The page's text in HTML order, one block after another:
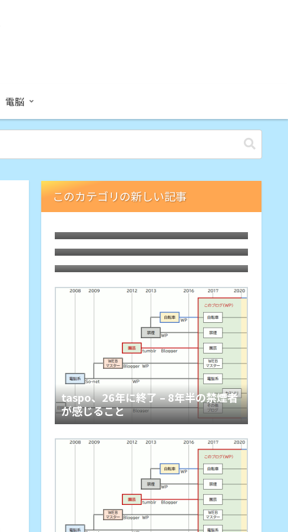
電脳
このカテゴリの新しい記事
禁煙13年。開始のきっかけは「学習
「メタ認知」かも
5日前に禁煙12年。もはや過去喫煙し
てたことさえ忘れてます
ついに禁煙して10年を迎えました。
taspo、26年に終了 – 8年半の禁煙者
が感じること